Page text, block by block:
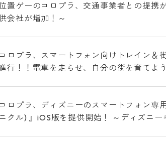
置ゲーのコロプラ、交通事業者との提携
会社が増加！～
コロプラ、スマートフォン向けトレイン＆
行！！電車を走らせ、自分の街を育てよ
コロプラ、ディズニーのスマートフォン専
ニクル) 』iOS版を提供開始！ ～ディズニ